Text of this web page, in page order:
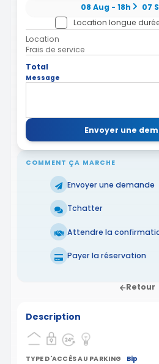
08 Aug - 18h
07
Location longue
Location
Frais de service
Total
Message
Envoyer une
COMMENT ÇA MARCHE
Envoyer une demande
Tchatter
Attendre la
Payer la réservation
Retour
Description
TYPE D'ACCÈS AU PARKING Bip